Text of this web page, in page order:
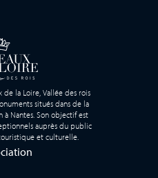
de la Loire, Vallée des rois
situés dans de la
à Nantes. Son objectif est
auprès du public
et culturelle.